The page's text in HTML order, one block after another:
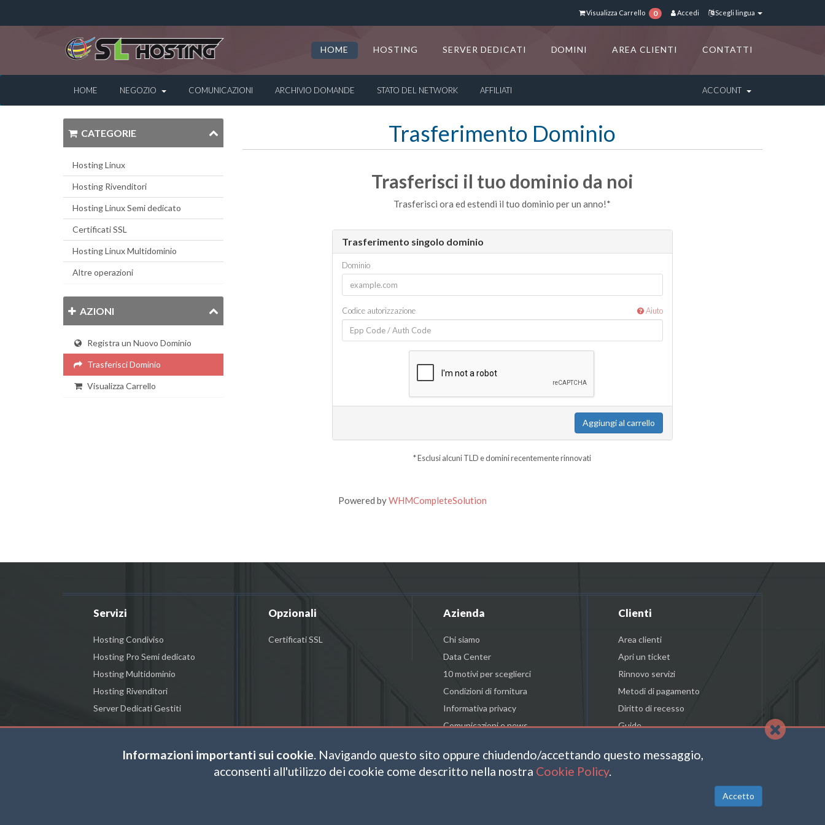
Scegli lingua
Accedi
Visualizza Carrello 0
HOME HOSTING SERVER DEDICATI DOMINI AREA CLIENTI CONTATTI
HOME NEGOZIO COMUNICAZIONI ARCHIVIO DOMANDE STATO DEL NETWORK AFFILIATI ACCOUNT
Trasferimento Dominio
CATEGORIE
Hosting Linux
Hosting Rivenditori
Hosting Linux Semi dedicato
Certificati SSL
Hosting Linux Multidominio
Altre operazioni
AZIONI
Registra un Nuovo Dominio
Trasferisci Dominio
Visualizza Carrello
Trasferisci il tuo dominio da noi
Trasferisci ora ed estendi il tuo dominio per un anno!*
Trasferimento singolo dominio
Dominio
Codice autorizzazione Aiuto
Aggiungi al carrello
* Esclusi alcuni TLD e domini recentemente rinnovati
Powered byWHMCompleteSolution
Servizi
Hosting Condiviso
Hosting Pro Semi dedicato
Hosting Multidominio
Hosting Rivenditori
Server Dedicati Gestiti
Opzionali
Certificati SSL
Azienda
Chi siamo
Data Center
10 motivi per sceglierci
Condizioni di fornitura
Informativa privacy
Comunicazioni e news
Clienti
Area clienti
Apri un ticket
Rinnovo servizi
Metodi di pagamento
Diritto di recesso
Guide
FACEBOOK TWITTER
Informazioni importanti sui cookie. Navigando questo sito oppure chiudendo/accettando questo messaggio,
acconsenti all'utilizzo dei cookie come descritto nella nostra Cookie Policy.
Accetto